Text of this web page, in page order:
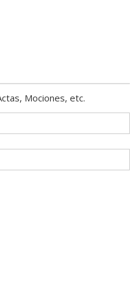
Mociones, etc.